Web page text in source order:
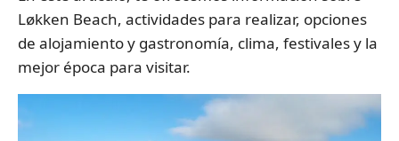
Løkken Beach, actividades para realizar, opciones
de alojamiento y gastronomía, clima, festivales y la
mejor época para visitar.